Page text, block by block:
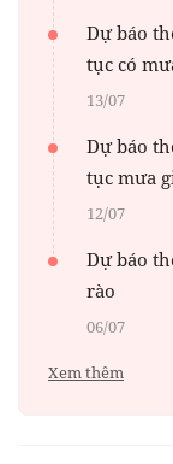
Dự báo
tục có
13/07
Dự báo
tục mưa
12/07
Dự báo
rào
06/07
Xem thêm